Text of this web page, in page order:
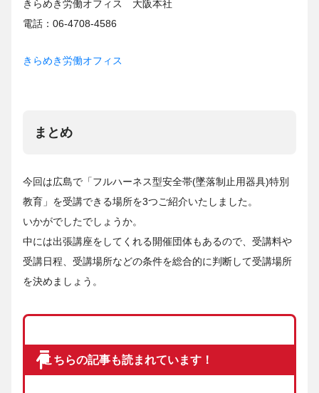
きらめき労働オフィス 大阪本社
電話：06-4708-4586
きらめき労働オフィス
まとめ
今回は広島で「フルハーネス型安全帯(墜落制止用器具)特別
教育」を受講できる場所を3つご紹介いたしました。
いかがでしたでしょうか。
中には出張講座をしてくれる開催団体もあるので、受講料や
受講日程、受講場所などの条件を総合的に判断して受講場所
を決めましょう。
こちらの記事も読まれています！